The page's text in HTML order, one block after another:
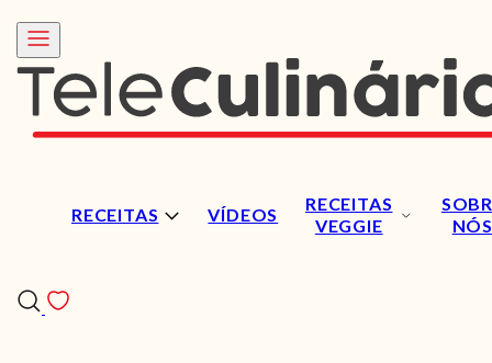
RECEITAS VÍDEOS
RECEITAS
VEGGIE
NÓS